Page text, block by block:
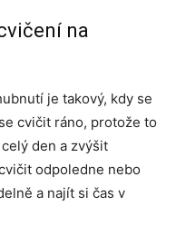
na
je takový, kdy se
cvičit ráno, protože to
den a zvýšit
odpoledne nebo
a najít si čas v